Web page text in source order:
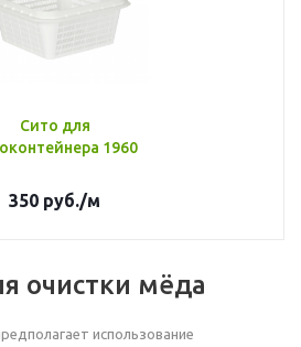
Сито для
1960
350 руб./м
очистки мёда
использование